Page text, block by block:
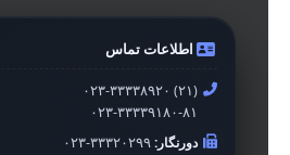
اطلاعات تماس
۰۲۳-۳۳۳۳۸۹۲۰ (۲۱)
۰۲۳-۳۳۳۳۹۱۸۰-۸۱
دورنگار:۰۲۳-۳۳۳۲۰۲۹۹